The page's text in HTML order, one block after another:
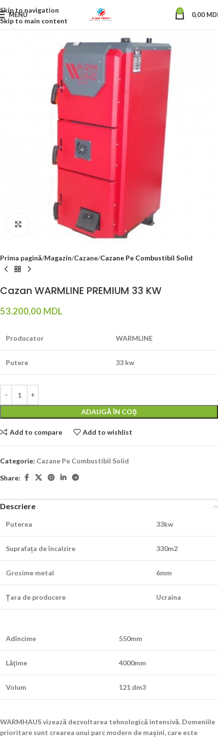
Skip to navigation
Skip to main content
MENU 0 0,00
Click to enlarge
Prima pagină Magazin Cazane Cazane Pe Combustibil Solid
Cazan WARMLINE PREMIUM 33 KW
53.200,00 MDL
Producator WARMLINE
Putere 33 kw
ADAUGĂ ÎN COȘ
Add to compare Add to wishlist
Categorie: Cazane Pe Combustibil Solid
Share:
Descriere
Puterea 33kw
Suprafața de încalzire 330m2
Grosime metal 6mm
Țara de producere Ucraina
Adîncime 550mm
Lățime 4000mm
Volum 121 dm3
WARMHAUS vizează dezvoltarea tehnologică intensivă. Domeniile
prioritare sunt crearea unui parc modern de mașini, care este